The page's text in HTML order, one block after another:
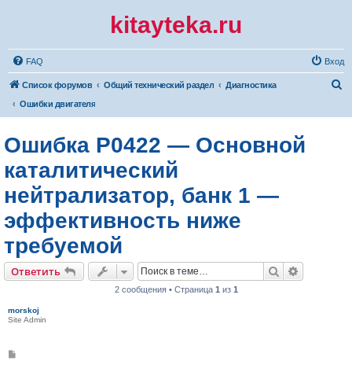
kitayteka.ru
FAQ Вход
Список форумов Общий технический раздел
Диагностика
Ошибки двигателя
Ошибка P0422 — Основной
каталитический
нейтрализатор, банк 1 —
эффективность ниже
требуемой
Ответить Поиск
2 сообщения • Страница 1 из 1
morskoj
Site Admin